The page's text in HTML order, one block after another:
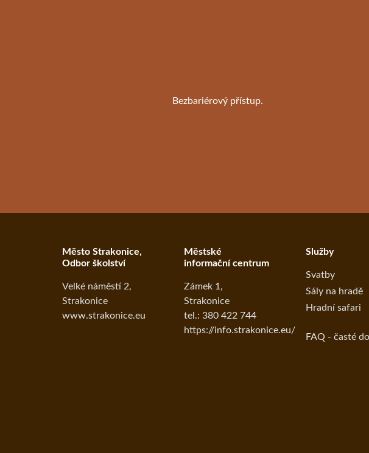
Bezbariérový přístup.
Město Strakonice,
Odbor školství
Velké náměstí 2,
Strakonice
www.strakonice.eu
Městské
informační centrum
Zámek 1,
Strakonice
tel.: 380 422 744
https://info.strakonice.eu/
Služby
Svatby
Sály na hradě
Hradní safari
FAQ - časté